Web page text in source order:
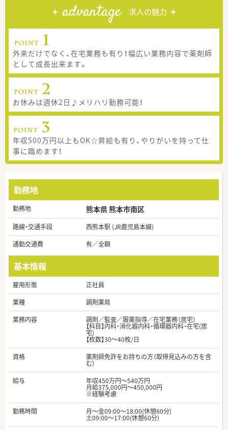
advantage 求人の魅力
外来だけでなく、在宅業務も有り！幅広い業務内容で薬剤師
として成長出来ます。
お休みは週休2日♪メリハリ勤務可能！
年収500万円以上もOK☆昇給も有り、やりがいを持って仕
事に臨めます！
勤務地
勤務地 熊本県 熊本市南区
路線・交通手段
西熊本駅 (JR鹿児島本線)
通勤交通費
有／全額
基本情報
雇用形態
正社員
業種
調剤薬局
業務内容
調剤／監査／服薬指導／在宅業務（居宅）
【科目】内科・消化器内科・循環器内科・在宅(居
宅)
【枚数】30～40枚/日
資格
薬剤師免許をお持ちの方（取得見込みの方を含
む）
給与
年収450万円～540万円
月給375,000円～450,000円
※経験考慮
勤務時間
月～金09:00～18:00(休憩60分)
土09:00～17:00(休憩60分)